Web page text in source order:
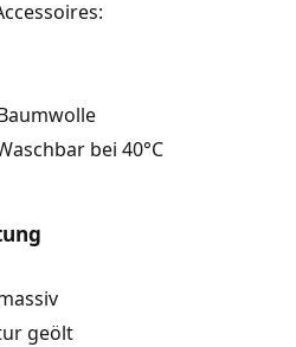
bei 40°C
geölt